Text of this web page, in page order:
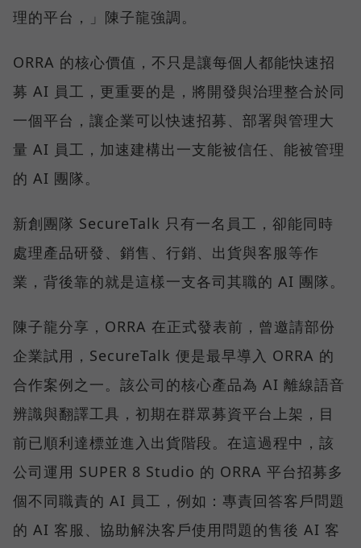
理的平台，」陳子龍強調。
ORRA 的核心價值，不只是讓每個人都能快速招
募 AI 員工，更重要的是，將開發與治理整合於同
一個平台，讓企業可以快速招募、部署與管理大
量 AI 員工，加速建構出一支能被信任、能被管理
的 AI 團隊。
新創團隊 SecureTalk 只有一名員工，卻能同時
處理產品研發、銷售、行銷、出貨與客服等作
業，背後靠的就是這樣一支各司其職的 AI 團隊。
陳子龍分享，ORRA 在正式發表前，曾邀請部份
企業試用，SecureTalk 便是最早導入 ORRA 的
合作案例之一。該公司的核心產品為 AI 離線語音
辨識與翻譯工具，初期在群眾募資平台上架，目
前已順利達標並進入出貨階段。在這過程中，該
公司運用 SUPER 8 Studio 的 ORRA 平台招募多
個不同職責的 AI 員工，例如：專責回答客戶問題
的 AI 客服、協助解決客戶使用問題的售後 AI 客